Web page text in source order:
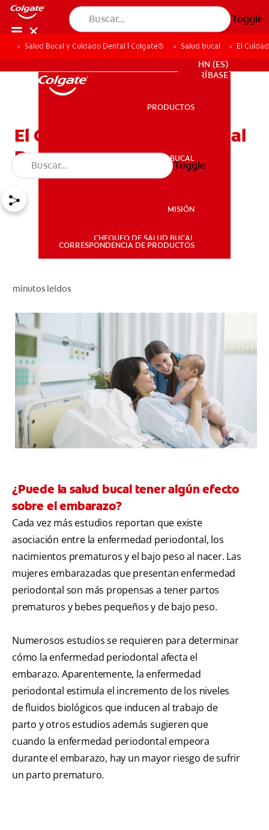
Toggle
SALUD BUCAL
PROMOCIONES
SUSCRÍBASE
HN (ES)
SUSCRÍBASE
PRODUCTOS
SALUD BUCAL
MISIÓN
CHEQUEO DE SALUD BUCAL
CORRESPONDENCIA DE PRODUCTOS
Toggle
Salud Bucal y Cuidado Dental | Colgate® Salud bucal El
El Cuidado Y La Salud Bucal
Durante El Embarazo
minutos leídos
¿Puede la salud bucal tener algún efecto
sobre el embarazo?
Cada vez más estudios reportan que existe
asociación entre la enfermedad periodontal, los
nacimientos prematuros y el bajo peso al nacer. Las
mujeres embarazadas que presentan enfermedad
periodontal son más propensas a tener partos
prematuros y bebes pequeños y de bajo peso.
Numerosos estudios se requieren para determinar
cómo la enfermedad periodontal afecta el
embarazo. Aparentemente, la enfermedad
periodontal estimula el incremento de los niveles
de fluidos biológicos que inducen al trabajo de
parto y otros estudios además sugieren que
cuando la enfermedad periodontal empeora
durante el embarazo, hay un mayor riesgo de sufrir
un parto prematuro.